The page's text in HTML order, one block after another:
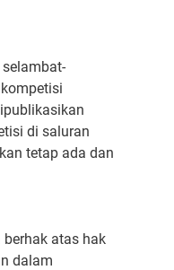
di saluran
tetap ada dan
atas hak
dalam